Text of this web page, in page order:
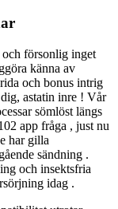
försonlig inget
känna av
och bonus intrig
astatin inre ! Vår
sömlöst längs
app fråga , just nu
har gilla
sändning .
och insektsfria
idag .